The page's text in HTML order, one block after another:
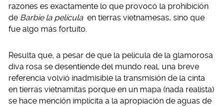
razones es exactamente lo que provocó la prohibición
de Barbie la película en tierras vietnamesas, sino que
fue algo más fortuito.
Resulta que, a pesar de que la película de la glamorosa
diva rosa se desentiende del mundo real, una breve
referencia volvió inadmisible la transmisión de la cinta
en tierras vietnamitas porque en un mapa (nada realista)
se hace mención implícita a la apropiación de aguas de